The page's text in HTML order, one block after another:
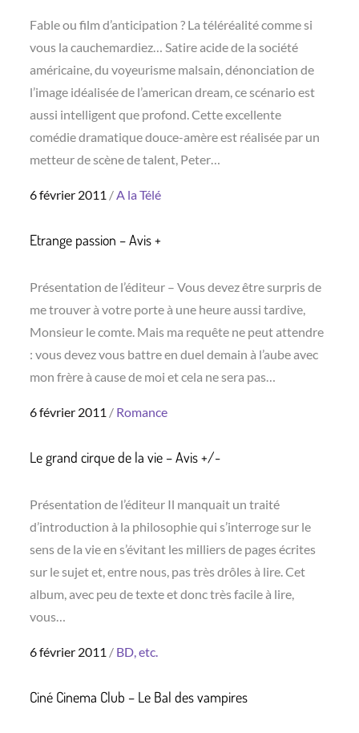
Fable ou film d’anticipation ? La téléréalité comme si
vous la cauchemardiez… Satire acide de la société
américaine, du voyeurisme malsain, dénonciation de
l’image idéalisée de l’american dream, ce scénario est
aussi intelligent que profond. Cette excellente
comédie dramatique douce-amère est réalisée par un
metteur de scène de talent, Peter…
Posted
6 février 2011 A la Télé
Etrange passion – Avis +
Présentation de l’éditeur – Vous devez être surpris de
me trouver à votre porte à une heure aussi tardive,
Monsieur le comte. Mais ma requête ne peut attendre
: vous devez vous battre en duel demain à l’aube avec
mon frère à cause de moi et cela ne sera pas…
Posted
6 février 2011 Romance
Le grand cirque de la vie – Avis +/-
Présentation de l’éditeur Il manquait un traité
d’introduction à la philosophie qui s’interroge sur le
sens de la vie en s’évitant les milliers de pages écrites
sur le sujet et, entre nous, pas très drôles à lire. Cet
album, avec peu de texte et donc très facile à lire,
vous…
Posted
6 février 2011 BD, etc.
Ciné Cinema Club – Le Bal des vampires